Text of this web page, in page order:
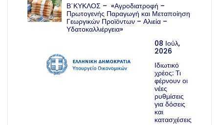
Β΄ΚΥΚΛΟΣ – «Αγροδιατροφή –
Πρωτογενής Παραγωγή και Μεταποίηση
Γεωργικών Προϊόντων – Αλιεία –
Υδατοκαλλιέργεια»
08 Ιούλ,
2026
Ιδιωτικό
χρέος: Τι
φέρνουν οι
νέες
ρυθμίσεις
για δόσεις
και
κατασχέσεις